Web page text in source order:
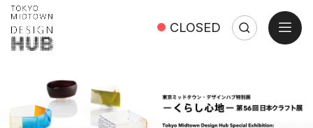
CLOSED SearchSearch:
Close
open